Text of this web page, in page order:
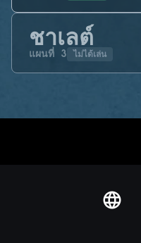
ชาเลต์
แผนที่ 3 ไม่ได้เล่น